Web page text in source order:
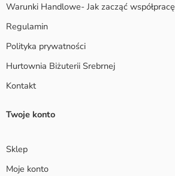
Warunki Handlowe- Jak zacząć współpracę
Regulamin
Polityka prywatności
Hurtownia Biżuterii Srebrnej
Kontakt
Twoje konto
Sklep
Moje konto